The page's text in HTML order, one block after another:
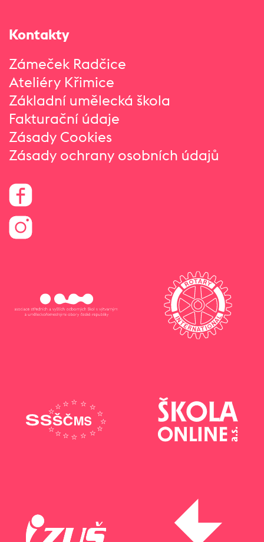
Kontakty
Zámeček Radčice
Ateliéry Křimice
Základní umělecká škola
Fakturační údaje
Zásady Cookies
Zásady ochrany osobních údajů